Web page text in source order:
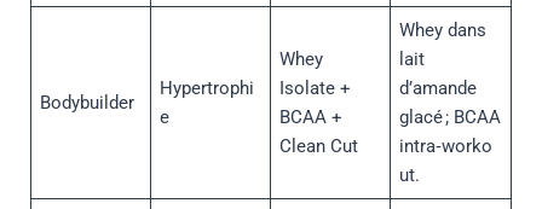
Bodybuilder
Hypertrophi
e
Whey
Isolate +
BCAA +
Clean Cut
Whey dans
lait
d’amande
glacé ; BCAA
intra‑worko
ut.